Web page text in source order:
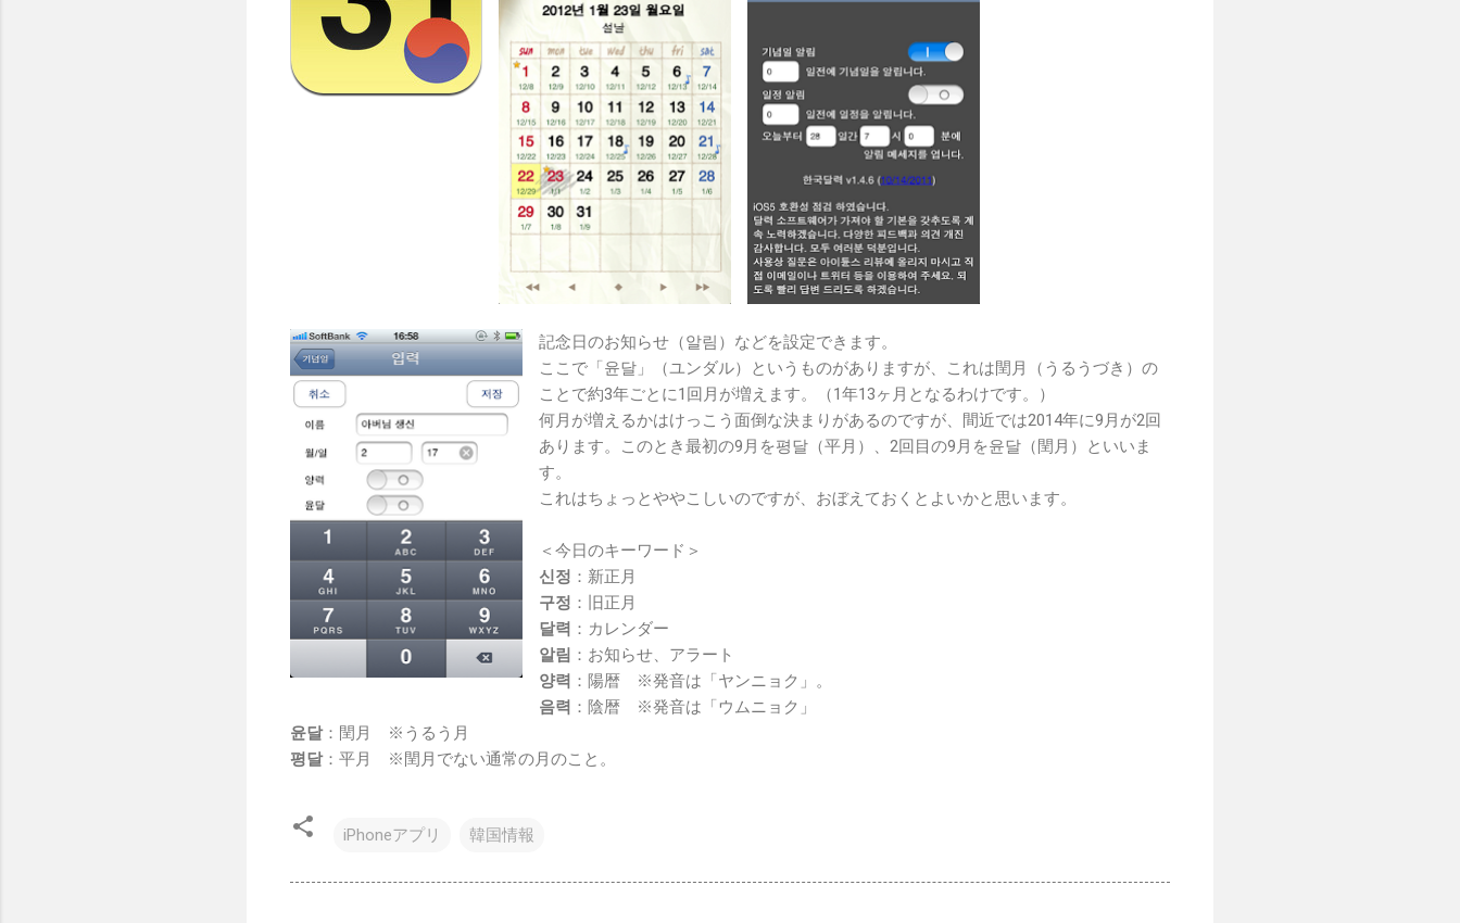
記念日のお知らせ（알림）などを設定できます。
ここで「윤달」（ユンダル）というものがありますが、これは閏月（うるうづき）の
ことで約3年ごとに1回月が増えます。（1年13ヶ月となるわけです。）
何月が増えるかはけっこう面倒な決まりがあるのですが、間近では2014年に9月が2回
あります。このとき最初の9月を평달（平月）、2回目の9月を윤달（閏月）といいま
す。
これはちょっとややこしいのですが、おぼえておくとよいかと思います。
＜今日のキーワード＞
신정 ：新正月
구정 ：旧正月
달력 ：カレンダー
알림 ：お知らせ、アラート
양력 ：陽暦 ※発音は「ヤンニョク」。
음력 ：陰暦 ※発音は「ウムニョク」
윤달：閏月 ※うるう月
평달：平月 ※閏月でない通常の月のこと。
iPhoneアプリ 韓国情報